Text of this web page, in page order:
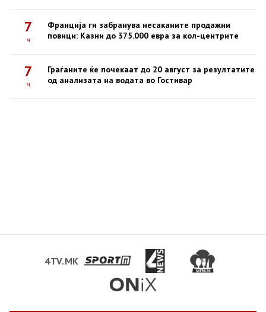
7
ч
Франција ги забранува несаканите продажни
повици: Казни до 375.000 евра за кол-центрите
7
ч
Граѓаните ќе почекаат до 20 август за резултатите
од анализата на водата во Гостивар
4TV.MK